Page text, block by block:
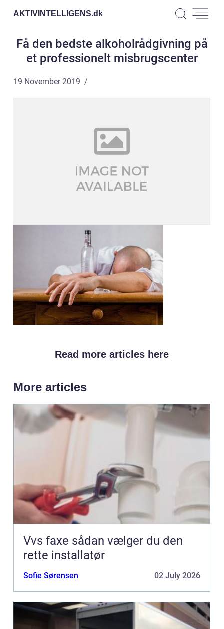
AKTIVINTELLIGENS.dk
Få den bedste alkoholrådgivning på
et professionelt misbrugscenter
19 November 2019
Read more articles here
More articles
Vvs faxe sådan vælger du den
rette installatør
Sofie Sørensen 02 July 2026